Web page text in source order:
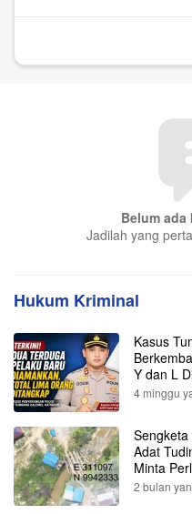
Belum
Jadilah yang
Hukum Kriminal
Kasus
Y dan L
4 minggu
Adat
Minta
2 bulan